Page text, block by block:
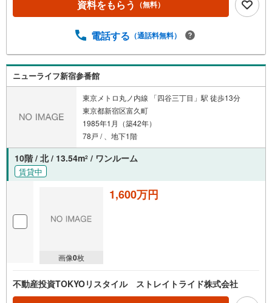
資料をもらう （無料）
電話する （通話料無料）
ニューライフ新宿参番館
東京メトロ丸ノ内線 「四谷三丁目」駅 徒歩13分
東京都新宿区富久町
1985年1月（築42年）
78戸 / 、地下1階
10階 / 北 / 13.54m2 / ワンルーム
賃貸中
画像0枚
1,600万円
不動産投資TOKYOリスタイル ストレイトライド株式会社